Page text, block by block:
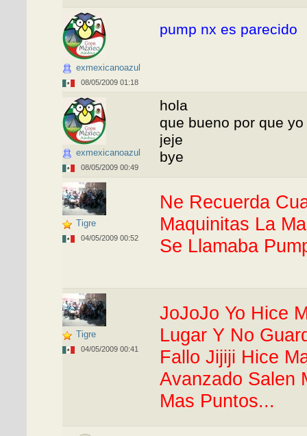
exmexicanoazul
08/05/2009 01:18
pump nx es parecido
exmexicanoazul
08/05/2009 00:49
hola
que bueno por que
jeje
bye
Tigre
04/05/2009 00:52
Ne Recuerda
Maquinitas La
Se Llamaba
Tigre
04/05/2009 00:41
JoJoJo Yo Hice
Lugar Y No
Fallo Jijiji Hice
Avanzado Salen
Mas Puntos...